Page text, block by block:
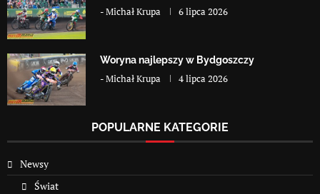
-Michał Krupa 6 lipca 2026
Woryna najlepszy w Bydgoszczy
-Michał Krupa 4 lipca 2026
POPULARNE KATEGORIE
Newsy
Świat